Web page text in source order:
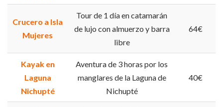
Crucero a Isla
Mujeres
Tour de 1 día en catamarán
de lujo con almuerzo y barra
libre
64€
Kayak en
Laguna
Nichupté
Aventura de 3 horas por los
manglares de la Laguna de
Nichupté
40€